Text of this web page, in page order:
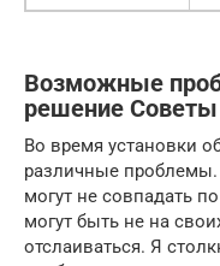
Возможные
решение
Во время установки
различные
могут не совпадать
могут быть не на
отслаиваться. Я